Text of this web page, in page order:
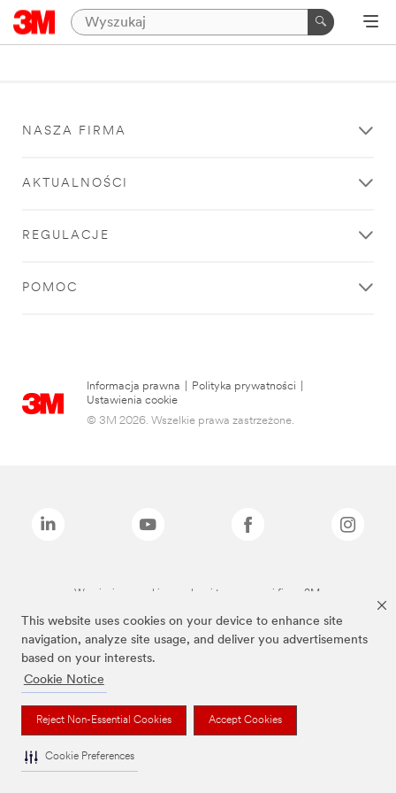
This website uses cookies on your device to enhance site
navigation, analyze site usage, and deliver you advertisements
based on your interests.
Cookie Notice
Reject Non-Essential Cookies Accept Cookies
Cookie Preferences
NASZA FIRMA
AKTUALNOŚCI
REGULACJE
POMOC
Informacja prawna Polityka prywatności
Ustawienia cookie
© 3M 2026. Wszelkie prawa zastrzeżone.
Wymienione marki są znakami towarowymi firmy 3M.